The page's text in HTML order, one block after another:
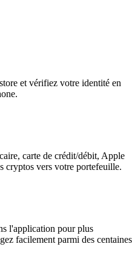
et vérifiez votre identité en
carte de crédit/débit, Apple
cryptos vers votre portefeuille.
l'application pour plus
facilement parmi des centaines